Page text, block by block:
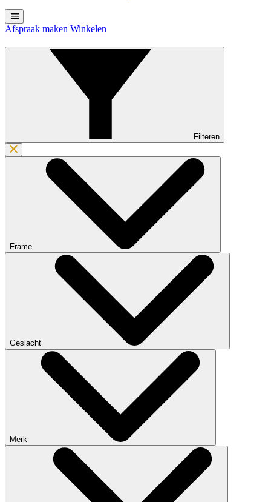
Afspraak maken Winkelen
Filteren
Frame
Geslacht
Merk